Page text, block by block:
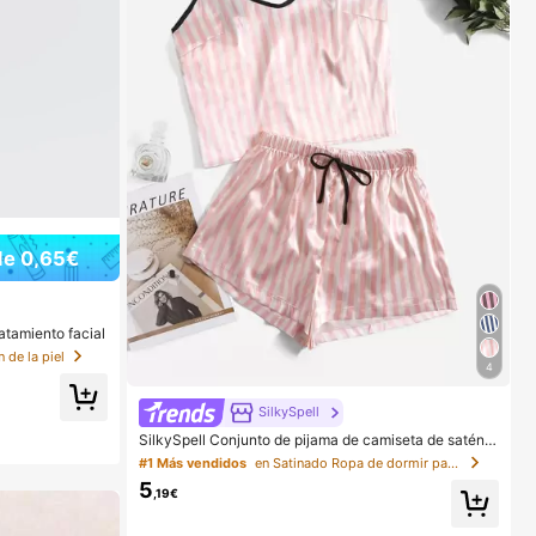
0,65€
facial
de la piel
4
SilkySpell
SilkySpell Conjunto de pijama de camiseta de satén c
on estampado de rayas, temporada festiva
#1 Más vendidos en Satinado Ropa de dormir para mujer
5 ,19€